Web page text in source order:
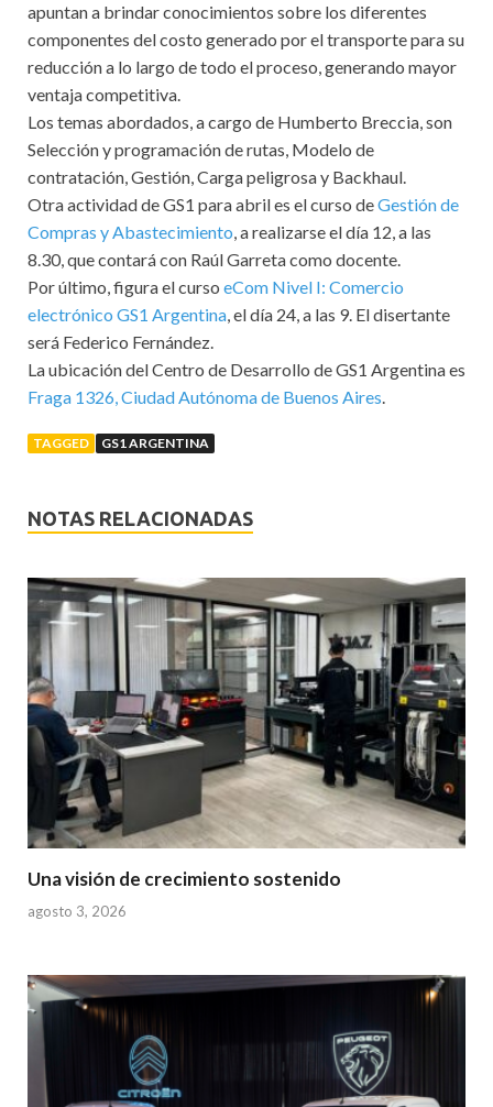
apuntan a brindar conocimientos sobre los diferentes
componentes del costo generado por el transporte para su
reducción a lo largo de todo el proceso, generando mayor
ventaja competitiva.
Los temas abordados, a cargo de Humberto Breccia, son
Selección y programación de rutas, Modelo de
contratación, Gestión, Carga peligrosa y Backhaul.
Otra actividad de GS1 para abril es el curso deGestión de
Compras y Abastecimiento, a realizarse el día 12, a las
8.30, que contará con Raúl Garreta como docente.
Por último, figura el curso eCom Nivel I: Comercio
electrónico GS1 Argentina, el día 24, a las 9. El disertante
será Federico Fernández.
La ubicación del Centro de Desarrollo de GS1 Argentina es
Fraga 1326, Ciudad Autónoma de Buenos Aires.
TAGGED GS1 ARGENTINA
NOTAS RELACIONADAS
Una visión de crecimiento sostenido
agosto 3, 2026